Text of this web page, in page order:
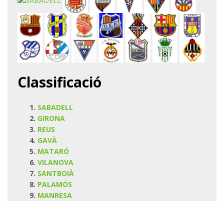
Classificació
SABADELL
GIRONA
REUS
GAVÀ
MATARÓ
VILANOVA
SANTBOIÀ
PALAMÓS
MANRESA